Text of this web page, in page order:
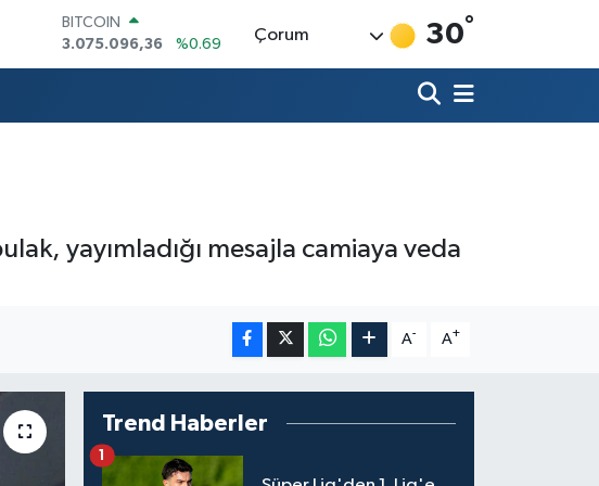
3.075.096,36
DOLAR
STERLİN
Çorum 30°
yayımladığı mesajla camiaya veda
A- A+
Trend Haberler
1